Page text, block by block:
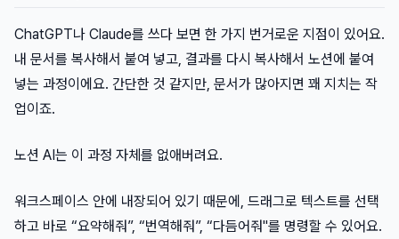
ChatGPT나 Claude를 쓰다 보면 한 가지 번거로운 지점이 있어요.
내 문서를 복사해서 붙여 넣고, 결과를 다시 복사해서 노션에 붙여
넣는 과정이에요. 간단한 것 같지만, 문서가 많아지면 꽤 지치는 작
업이죠.
노션 AI는 이 과정 자체를 없애버려요.
워크스페이스 안에 내장되어 있기 때문에, 드래그로 텍스트를 선택
하고 바로 “요약해줘”, “번역해줘”, “다듬어줘"를 명령할 수 있어요.